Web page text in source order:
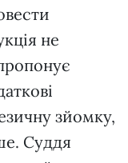
не
зйомку,
Суддя